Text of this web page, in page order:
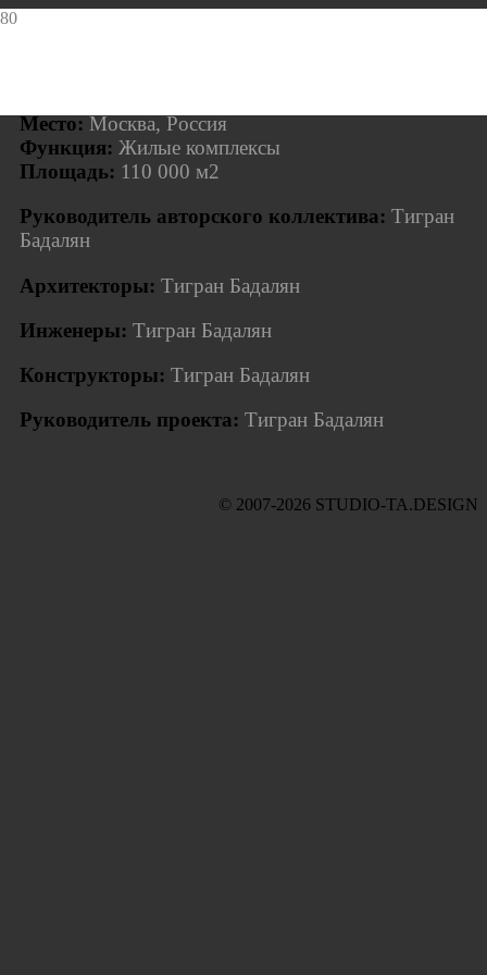
EXPAND_MORE
Место: Москва, Россия
Функция: Жилые комплексы
Площадь: 110 000 м2
Руководитель авторского коллектива: Тигран
Бадалян
Архитекторы: Тигран Бадалян
Инженеры: Тигран Бадалян
Конструкторы: Тигран Бадалян
Руководитель проекта: Тигран Бадалян
© 2007-2026 STUDIO-TA.DESIGN